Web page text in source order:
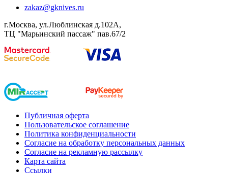
zakaz@gknives.ru
г.Москва, ул.Люблинская д.102А,
ТЦ "Марьинский пассаж" пав.67/2
Публичная оферта
Пользовательское соглашение
Политика конфиденциальности
Согласие на обработку персональных данных
Согласие на рекламную рассылку
Карта сайта
Ссылки